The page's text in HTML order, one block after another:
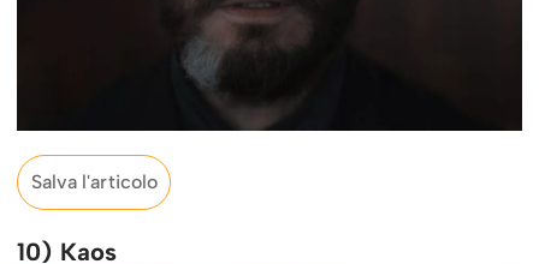
Salva l'articolo
10) Kaos